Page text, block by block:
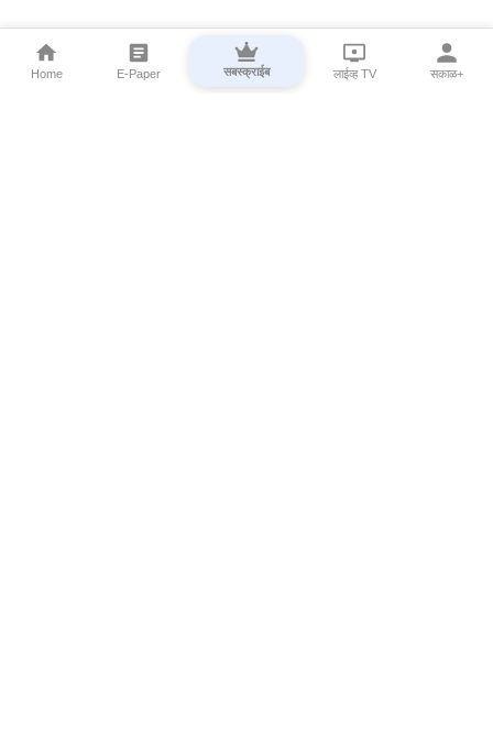
Home E-Paper सबस्क्राईब लाईव्ह TV सकाळ+